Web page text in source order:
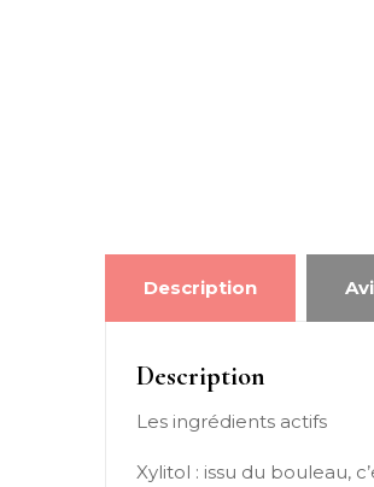
Description
Description
Les ingrédients actifs
Xylitol : issu du bouleau,